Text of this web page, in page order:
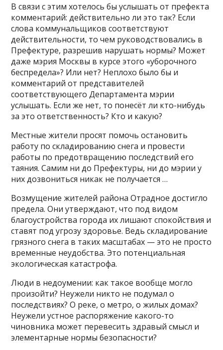
В связи с этим хотелось бы услышать от префекта
комментарий: действительно ли это так? Если
слова коммунальщиков соответствуют
действительности, то чем руководствовались в
Префектуре, разрешив нарушать нормы? Может
даже мэрия Москвы в курсе этого «уборочного
беспредела»? Или нет? Неплохо было бы и
комментарий от представителей
соответствующего Департамента мэрии
услышать. Если же нет, то понесёт ли кто-нибудь
за это ответственность? Кто и какую?
Местные жители просят помочь остановить
работу по складированию снега и провести
работы по предотвращению последствий его
таяния. Самим ни до Префектуры, ни до мэрии у
них дозвониться никак не получается …
Возмущение жителей района Отрадное достигло
предела. Они утверждают, что под видом
благоустройства города их лишают спокойствия и
ставят под угрозу здоровье. Ведь складирование
грязного снега в таких масштабах — это не просто
временные неудобства. Это потенциальная
экологическая катастрофа.
Люди в недоумении: как такое вообще могло
произойти? Неужели никто не подумал о
последствиях? О реке, о метро, о жилых домах?
Неужели устное распоряжение какого-то
чиновника может перевесить здравый смысл и
элементарные нормы безопасности?